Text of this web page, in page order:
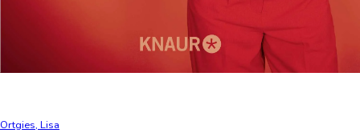
Ortgies, Lisa